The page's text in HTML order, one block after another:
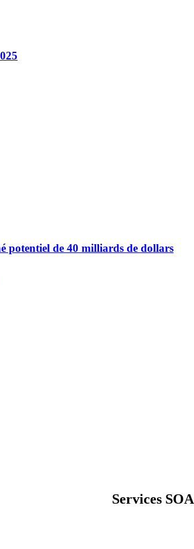
potentiel de 40 milliards de dollars
Services SOA